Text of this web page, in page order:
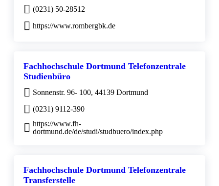
(0231) 50-28512
https://www.rombergbk.de
Fachhochschule Dortmund Telefonzentrale
Studienbüro
Sonnenstr. 96- 100, 44139 Dortmund
(0231) 9112-390
https://www.fh-
dortmund.de/de/studi/studbuero/index.php
Fachhochschule Dortmund Telefonzentrale
Transferstelle